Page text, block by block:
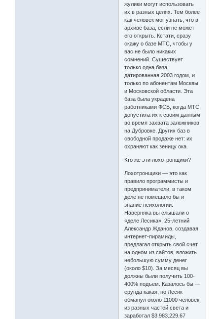
жулики могут использовать
их в разных целях. Тем более
как человек мог узнать, что в
архиве база, если не может
его открыть. Кстати, сразу
скажу о базе МТС, чтобы у
вас не было никаких
сомнений. Существует
только одна база,
датированная 2003 годом, и
только по абонентам Москвы
и Московской области. Эта
база была украдена
работниками ФСБ, когда МТС
допустила их к своим данным
во время захвата заложников
на Дубровке. Других баз в
свободной продаже нет: их
охраняют как зеницу ока.
Кто же эти лохотронщики?
Лохотронщики — это как
правило программисты и
предприниматели, в таком
деле не помешало бы и
знание психологии.
Наверняка вы слышали о
«деле Лесика». 25-летний
Александр Жданов, создавая
интернет-пирамиды,
предлагал открыть свой счет
на одном из сайтов, вложить
небольшую сумму денег
(около $10). За месяц вы
должны были получить 100-
400% подъем. Казалось бы —
ерунда какая, но Лесик
обманул около 11000 человек
из разных частей света и
заработал $3.983.229.67